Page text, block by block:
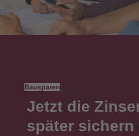
Bausparen
Jetzt die
später sichern